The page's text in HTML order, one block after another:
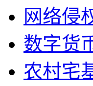
网络侵
数字货
农村宅